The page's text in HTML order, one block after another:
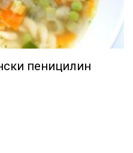
пеницилин